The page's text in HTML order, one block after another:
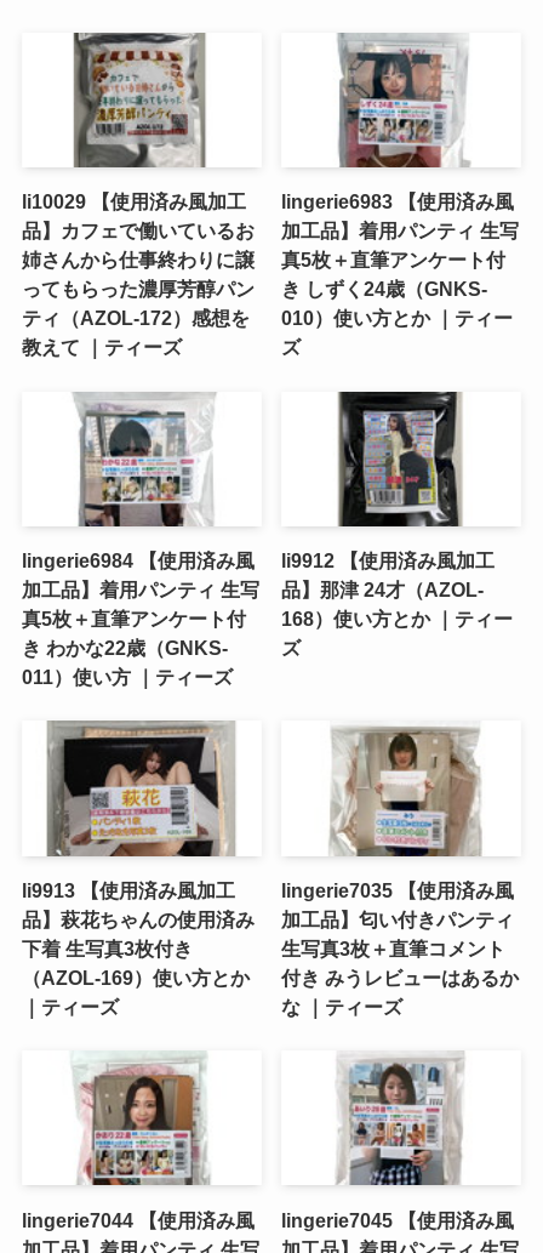
li10029 【使用済み風加工
品】カフェで働いているお
姉さんから仕事終わりに譲
ってもらった濃厚芳醇パン
ティ（AZOL-172）感想を
教えて ｜ティーズ
lingerie6983 【使用済み風
加工品】着用パンティ 生写
真5枚＋直筆アンケート付
き しずく24歳（GNKS-
010）使い方とか ｜ティー
ズ
lingerie6984 【使用済み風
加工品】着用パンティ 生写
真5枚＋直筆アンケート付
き わかな22歳（GNKS-
011）使い方 ｜ティーズ
li9912 【使用済み風加工
品】那津 24才（AZOL-
168）使い方とか ｜ティー
ズ
li9913 【使用済み風加工
品】萩花ちゃんの使用済み
下着 生写真3枚付き
（AZOL-169）使い方とか
｜ティーズ
lingerie7035 【使用済み風
加工品】匂い付きパンティ
生写真3枚＋直筆コメント
付き みうレビューはあるか
な ｜ティーズ
lingerie7044 【使用済み風
lingerie7045 【使用済み風